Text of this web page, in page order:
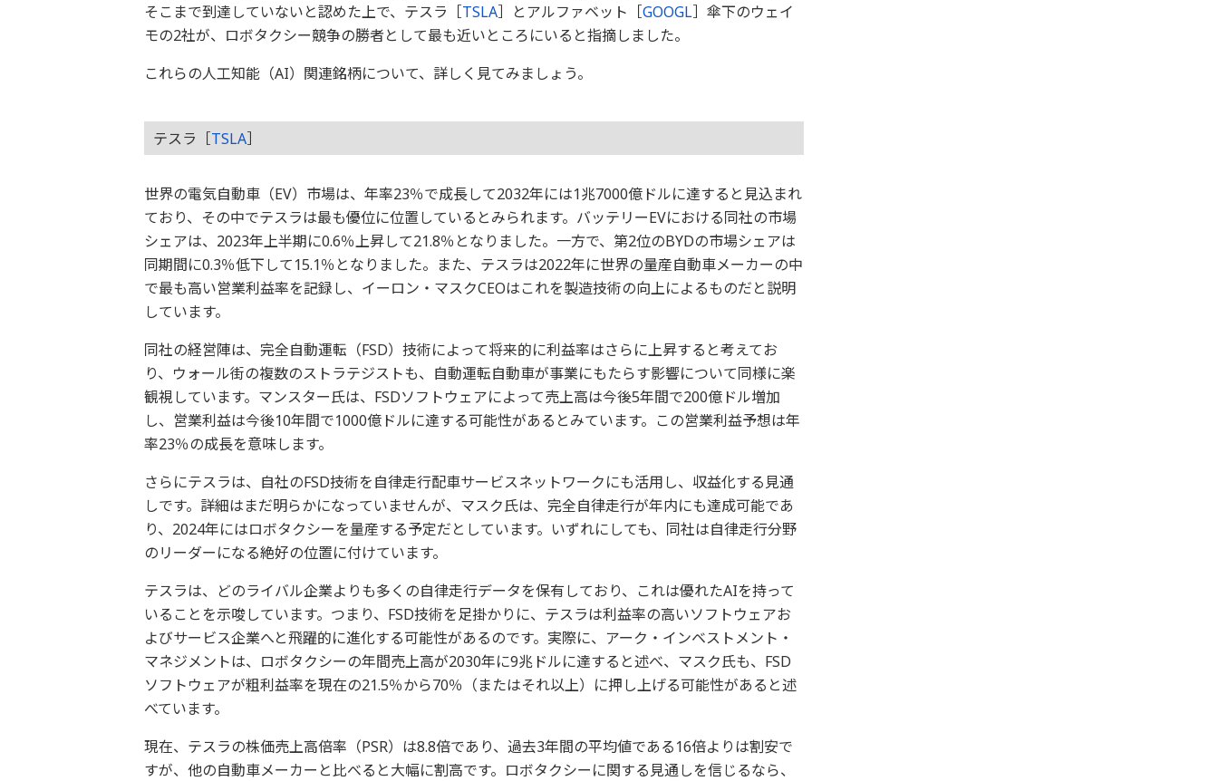
そこまで到達していないと認めた上で、テスラ［TSLA］とアルファベット［GOOGL］傘下のウェイ
モの2社が、ロボタクシー競争の勝者として最も近いところにいると指摘しました。
これらの人工知能（AI）関連銘柄について、詳しく見てみましょう。
テスラ［TSLA］
世界の電気自動車（EV）市場は、年率23％で成長して2032年には1兆7000億ドルに達すると見込まれ
ており、その中でテスラは最も優位に位置しているとみられます。バッテリーEVにおける同社の市場
シェアは、2023年上半期に0.6％上昇して21.8％となりました。一方で、第2位のBYDの市場シェアは
同期間に0.3％低下して15.1％となりました。また、テスラは2022年に世界の量産自動車メーカーの中
で最も高い営業利益率を記録し、イーロン・マスクCEOはこれを製造技術の向上によるものだと説明
しています。
同社の経営陣は、完全自動運転（FSD）技術によって将来的に利益率はさらに上昇すると考えてお
り、ウォール街の複数のストラテジストも、自動運転自動車が事業にもたらす影響について同様に楽
観視しています。マンスター氏は、FSDソフトウェアによって売上高は今後5年間で200億ドル増加
し、営業利益は今後10年間で1000億ドルに達する可能性があるとみています。この営業利益予想は年
率23％の成長を意味します。
さらにテスラは、自社のFSD技術を自律走行配車サービスネットワークにも活用し、収益化する見通
しです。詳細はまだ明らかになっていませんが、マスク氏は、完全自律走行が年内にも達成可能であ
り、2024年にはロボタクシーを量産する予定だとしています。いずれにしても、同社は自律走行分野
のリーダーになる絶好の位置に付けています。
テスラは、どのライバル企業よりも多くの自律走行データを保有しており、これは優れたAIを持って
いることを示唆しています。つまり、FSD技術を足掛かりに、テスラは利益率の高いソフトウェアお
よびサービス企業へと飛躍的に進化する可能性があるのです。実際に、アーク・インベストメント・
マネジメントは、ロボタクシーの年間売上高が2030年に9兆ドルに達すると述べ、マスク氏も、FSD
ソフトウェアが粗利益率を現在の21.5％から70％（またはそれ以上）に押し上げる可能性があると述
べています。
現在、テスラの株価売上高倍率（PSR）は8.8倍であり、過去3年間の平均値である16倍よりは割安で
すが、他の自動車メーカーと比べると大幅に割高です。ロボタクシーに関する見通しを信じるなら、